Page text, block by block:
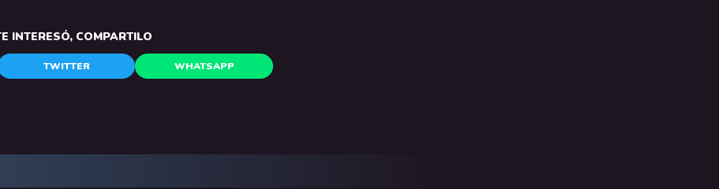
INTERESÓ, COMPARTILO
TWITTER WHATSAPP